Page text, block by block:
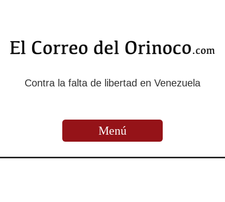
Contra la falta de libertad en Venezuela
Menú